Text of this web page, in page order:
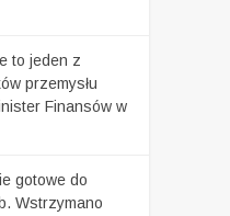
to jeden z
przemysłu
Finansów w
gotowe do
Wstrzymano